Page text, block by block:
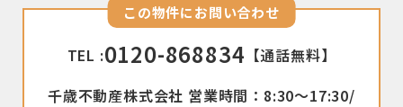
この物件にお問い合わせ
TEL :0120-868834 【通話無料】
千歳不動産株式会社 営業時間：8:30〜17:30/